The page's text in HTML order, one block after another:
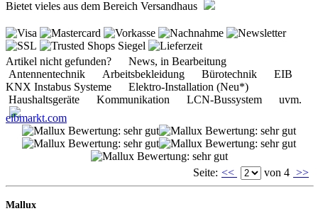
Artikel nicht gefunden? News, in Bearbeitung
Antennentechnik Arbeitsbekleidung Bürotechnik EIB
KNX Instabus Systeme Elektro-Installation (Neu*)
Haushaltsgeräte Kommunikation LCN-Bussystem uvm.
eibmarkt.com
Seite: << von 4 >>